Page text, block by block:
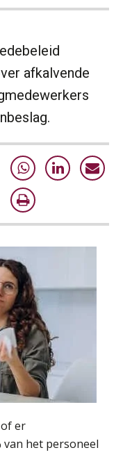
afkalvende
er
het personeel